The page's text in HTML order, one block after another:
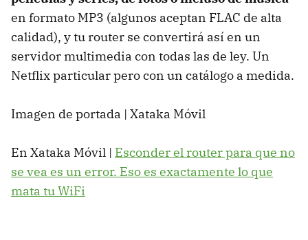
en formato MP3 (algunos aceptan FLAC de alta
calidad), y tu router se convertirá así en un
servidor multimedia con todas las de ley. Un
Netflix particular pero con un catálogo a medida.
Imagen de portada | Xataka Móvil
En Xataka Móvil | Esconder el router para que no
se vea es un error. Eso es exactamente lo que
mata tu WiFi